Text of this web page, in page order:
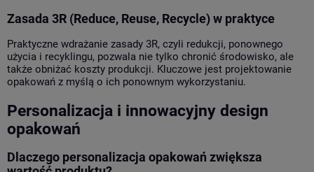
Zasada 3R (Reduce, Reuse, Recycle) w praktyce
Praktyczne wdrażanie zasady 3R, czyli redukcji, ponownego
użycia i recyklingu, pozwala nie tylko chronić środowisko, ale
także obniżać koszty produkcji. Kluczowe jest projektowanie
opakowań z myślą o ich ponownym wykorzystaniu.
Personalizacja i innowacyjny design
opakowań
Dlaczego personalizacja opakowań zwiększa